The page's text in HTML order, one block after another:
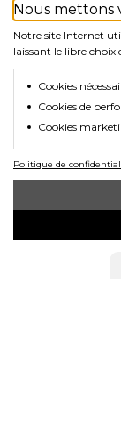
un flux
Usage
ville,
route et
casque
nouvelle
toute
Nous mettons
Notre site Internet
laissant le libre
Cookies
Cookies de
Cookies
Politique de